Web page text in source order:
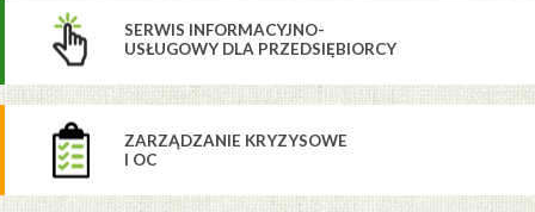
SERWIS INFORMACYJNO-
USŁUGOWY DLA PRZEDSIĘBIORCY
ZARZĄDZANIE KRYZYSOWE
I OC